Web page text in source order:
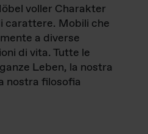
voller Charakter
carattere. Mobili che
a diverse
di vita. Tutte le
Leben, la nostra
nostra filosofia